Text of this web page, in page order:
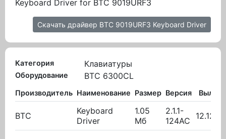
Keyboard Driver for BTC 9019URF3
Скачать драйвер BTC 9019URF3 Keyboard Driver
Категория Клавиатуры
Оборудование BTC 6300CL
Производитель Наименование Размер Версия
BTC
Keyboard
Driver
1.05
Мб
2.1.1-
124AC